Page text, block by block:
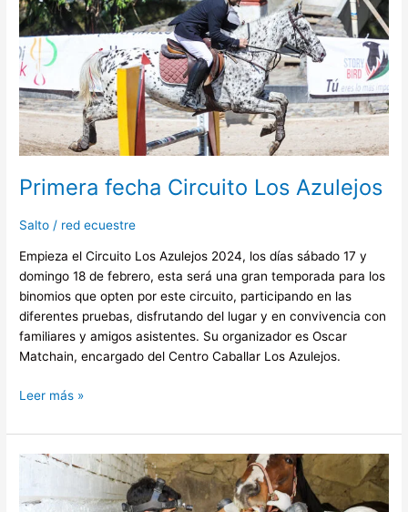
Primera fecha Circuito Los Azulejos
Salto / red ecuestre
Empieza el Circuito Los Azulejos 2024, los días sábado 17 y
domingo 18 de febrero, esta será una gran temporada para los
binomios que opten por este circuito, participando en las
diferentes pruebas, disfrutando del lugar y en convivencia con
familiares y amigos asistentes. Su organizador es Oscar
Matchain, encargado del Centro Caballar Los Azulejos.
fecha
Circuito
Los
Azulejos
Leer más »
Protegido:
de